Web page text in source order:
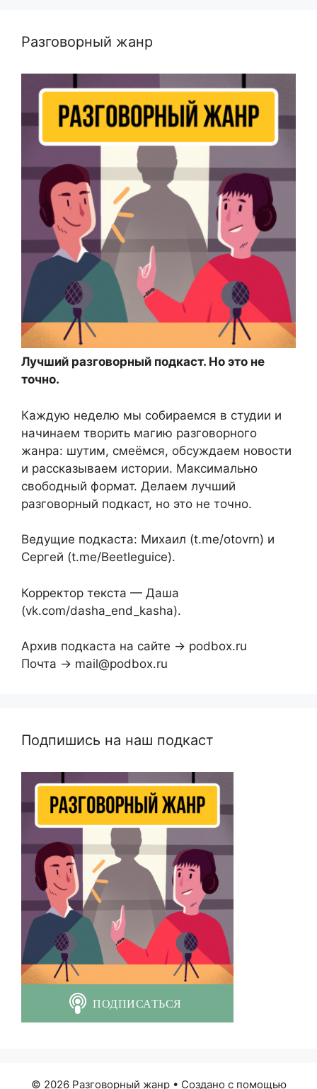
Разговорный жанр
Лучший разговорный подкаст. Но это не
точно.
Каждую неделю мы собираемся в студии и
начинаем творить магию разговорного
жанра: шутим, смеёмся, обсуждаем новости
и рассказываем истории. Максимально
свободный формат. Делаем лучший
разговорный подкаст, но это не точно.
Ведущие подкаста: Михаил (t.me/otovrn) и
Сергей (t.me/Beetleguice).
Корректор текста — Даша
(vk.com/dasha_end_kasha).
Архив подкаста на сайте → podbox.ru
Почта → mail@podbox.ru
Подпишись на наш подкаст
© 2026 Разговорный жанр• Создано с помощью